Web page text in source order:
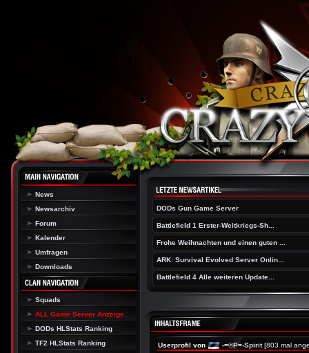
News
Newsarchiv
Forum
Kalender
Umfragen
Downloads
Squads
ALL Game Server Anzeige
DODs HLStats Ranking
TF2 HLStats Ranking
DODs Gun Game Server
Battlefield 1 Erster-Weltkriegs-Sh...
Frohe Weihnachten und einen guten ...
ARK: Survival Evolved Server Onlin...
Battlefield 4 Alle weiteren Update...
Userprofil von -=©P=-Spirit[803 mal